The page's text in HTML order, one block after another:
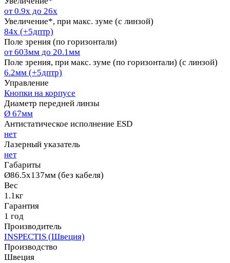
от 0.9x до 26x
Увеличение*, при макс. зуме (с линзой)
84x (+5дптр)
Поле зрения (по горизонтали)
от 603мм до 20.1мм
Поле зрения, при макс. зуме (по горизонтали) (с линзой)
6.2мм (+5дптр)
Управление
Кнопки на корпусе
Диаметр передней линзы
Ø 67мм
Антистатическое исполнение ESD
нет
Лазерный указатель
нет
Габариты
Ø86.5х137мм (без кабеля)
Вес
1.1кг
Гарантия
1 год
Производитель
INSPECTIS (Швеция)
Производство
Швеция